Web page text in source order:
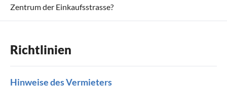
Zentrum der Einkaufsstrasse?
Richtlinien
Hinweise des Vermieters